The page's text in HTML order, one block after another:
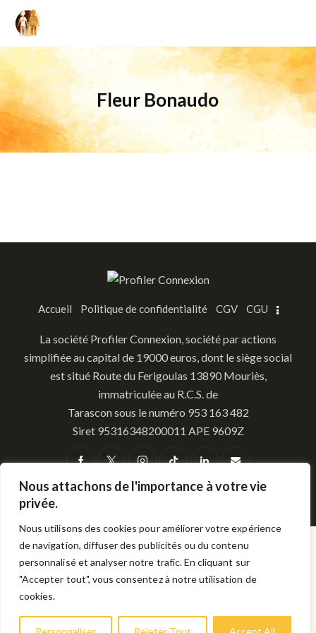
Nous attachons de l'importance à votre vie
privée.
Nous utilisons des cookies pour améliorer votre expérience
de navigation, diffuser des publicités ou du contenu
personnalisé et analyser notre trafic. En cliquant sur
"Accepter tout", vous consentez à notre utilisation de
cookies.
Fleur Bonaudo
Accueil Politique de confidentialité CGV CGU
​La société Profiler Connexion, société par actions
simplifiée au capital de 19000 euros, dont le siège social
est situé Route du Ferigoulas 13890 Mouriès,
immatriculée au R.C.S. de
Tarascon sous le numéro 953 163 482
​Siret 95316348200011 APE 9609Z
Profiler Connexion © 2026. All Rights Reserved.